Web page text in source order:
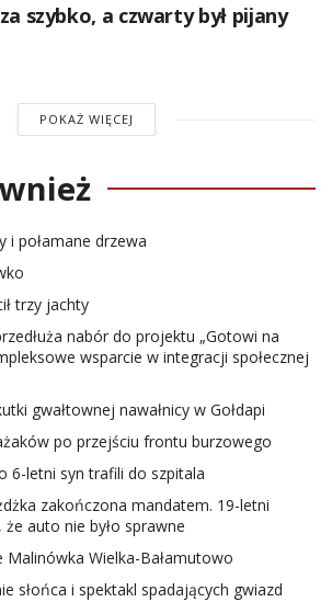
szybko, a czwarty był pijany
POKAŻ WIĘCEJ
i połamane drzewa
trzy jachty
nabór do projektu „Gotowi na
wsparcie w integracji społecznej
gwałtownej nawałnicy w Gołdapi
po przejściu frontu burzowego
6-letni syn trafili do szpitala
zakończona mandatem. 19-letni
że auto nie było sprawne
Malinówka Wielka-Bałamutowo
słońca i spektakl spadających gwiazd